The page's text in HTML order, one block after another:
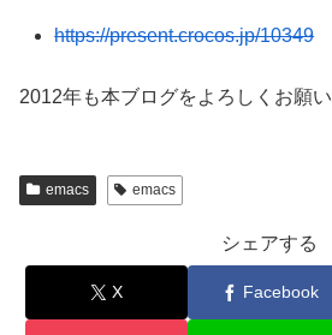
https://present.crocos.jp/10349
2012年も本ブログをよろしくお願い
emacs emacs
シェアする
X Facebook